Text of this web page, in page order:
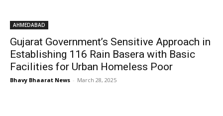
AHMEDABAD
Gujarat Government’s Sensitive Approach in
Establishing 116 Rain Basera with Basic
Facilities for Urban Homeless Poor
Bhavy Bhaarat News - March 28, 2025